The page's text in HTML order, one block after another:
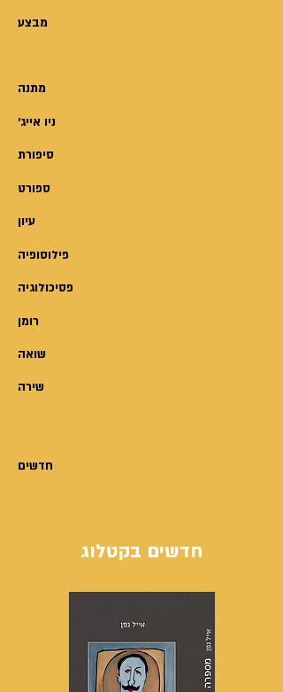
מבצע
מתנה
'ניו אייג
סיפורת
ספורט
עיון
פילוסופיה
פסיכולוגיה
רומן
שואה
שירה
חדשים
חדשים בקטלוג